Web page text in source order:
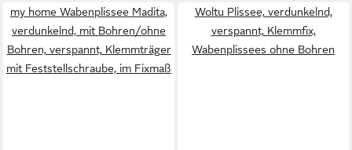
my home Wabenplissee Madita,
verdunkelnd, mit Bohren/ohne
Bohren, verspannt, Klemmträger
mit Feststellschraube, im Fixmaß
Woltu Plissee, verdunkelnd,
verspannt, Klemmfix,
Wabenplissees ohne Bohren